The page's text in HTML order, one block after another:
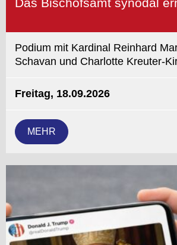
Podium mit Kardinal Reinhard
Schavan und Charlotte Kreuter-
Freitag, 18.09.2026
MEHR